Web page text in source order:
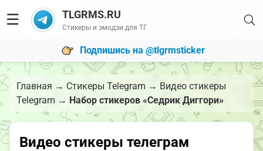
☰ TLGRMS.RU
Стикеры и эмодзи для ТГ
Подпишись на @tlgrmsticker
Главная → Стикеры Telegram → Видео стикеры
Telegram → Набор стикеров «Седрик Диггори»
Видео стикеры телеграм